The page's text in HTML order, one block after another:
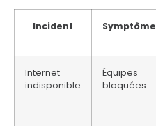
Incident Symptôme
Internet
indisponible
Équipes
bloquées